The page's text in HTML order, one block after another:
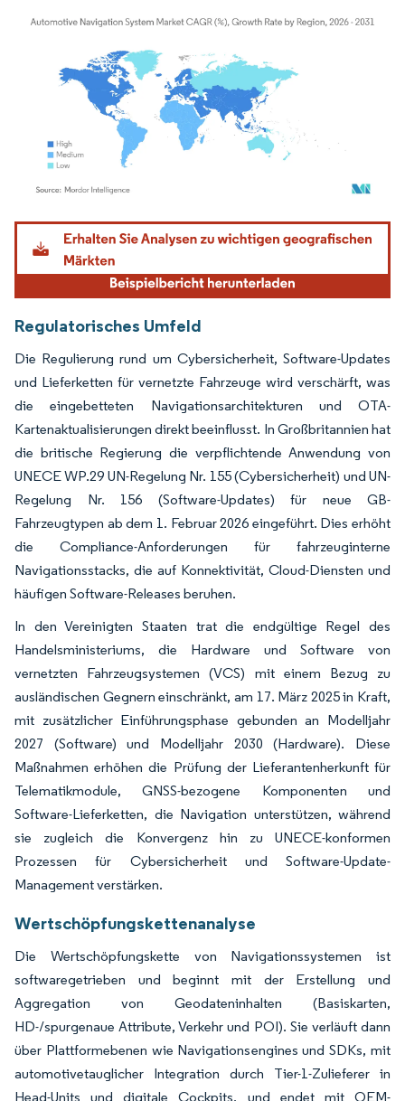
Bild © Mordor Intelligence. Wiederverwendung erfordert Namensnennung gemäß
Regulatorisches Umfeld
Die Regulierung rund um Cybersicherheit, Software-Updates
und Lieferketten für vernetzte Fahrzeuge wird verschärft, was
die eingebetteten Navigationsarchitekturen und OTA-
Kartenaktualisierungen direkt beeinflusst. In Großbritannien hat
die britische Regierung die verpflichtende Anwendung von
UNECE WP.29 UN-Regelung Nr. 155 (Cybersicherheit) und UN-
Regelung Nr. 156 (Software-Updates) für neue GB-
Fahrzeugtypen ab dem 1. Februar 2026 eingeführt. Dies erhöht
die Compliance-Anforderungen für fahrzeuginterne
Navigationsstacks, die auf Konnektivität, Cloud-Diensten und
häufigen Software-Releases beruhen.
In den Vereinigten Staaten trat die endgültige Regel des
Handelsministeriums, die Hardware und Software von
vernetzten Fahrzeugsystemen (VCS) mit einem Bezug zu
ausländischen Gegnern einschränkt, am 17. März 2025 in Kraft,
mit zusätzlicher Einführungsphase gebunden an Modelljahr
2027 (Software) und Modelljahr 2030 (Hardware). Diese
Maßnahmen erhöhen die Prüfung der Lieferantenherkunft für
Telematikmodule, GNSS-bezogene Komponenten und
Software-Lieferketten, die Navigation unterstützen, während
sie zugleich die Konvergenz hin zu UNECE-konformen
Prozessen für Cybersicherheit und Software-Update-
Management verstärken.
Wertschöpfungskettenanalyse
Die Wertschöpfungskette von Navigationssystemen ist
softwaregetrieben und beginnt mit der Erstellung und
Aggregation von Geodateninhalten (Basiskarten,
HD-/spurgenaue Attribute, Verkehr und POI). Sie verläuft dann
über Plattformebenen wie Navigationsengines und SDKs, mit
automotivetauglicher Integration durch Tier-1-Zulieferer in
Head-Units und digitale Cockpits, und endet mit OEM-